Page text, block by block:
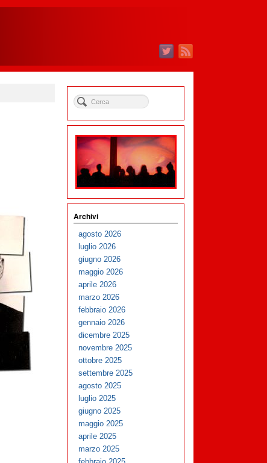
Archivi
agosto 2026
luglio 2026
giugno 2026
maggio 2026
aprile 2026
marzo 2026
febbraio 2026
gennaio 2026
dicembre 2025
novembre 2025
ottobre 2025
settembre 2025
agosto 2025
luglio 2025
giugno 2025
maggio 2025
aprile 2025
marzo 2025